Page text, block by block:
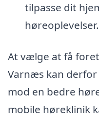
tilpasse dit
høreoplevelser.
At vælge at få
Varnæs kan
mod en bedre
mobile høreklinik